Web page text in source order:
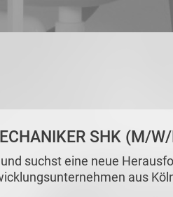
SHK (M/
suchst eine neue
aus